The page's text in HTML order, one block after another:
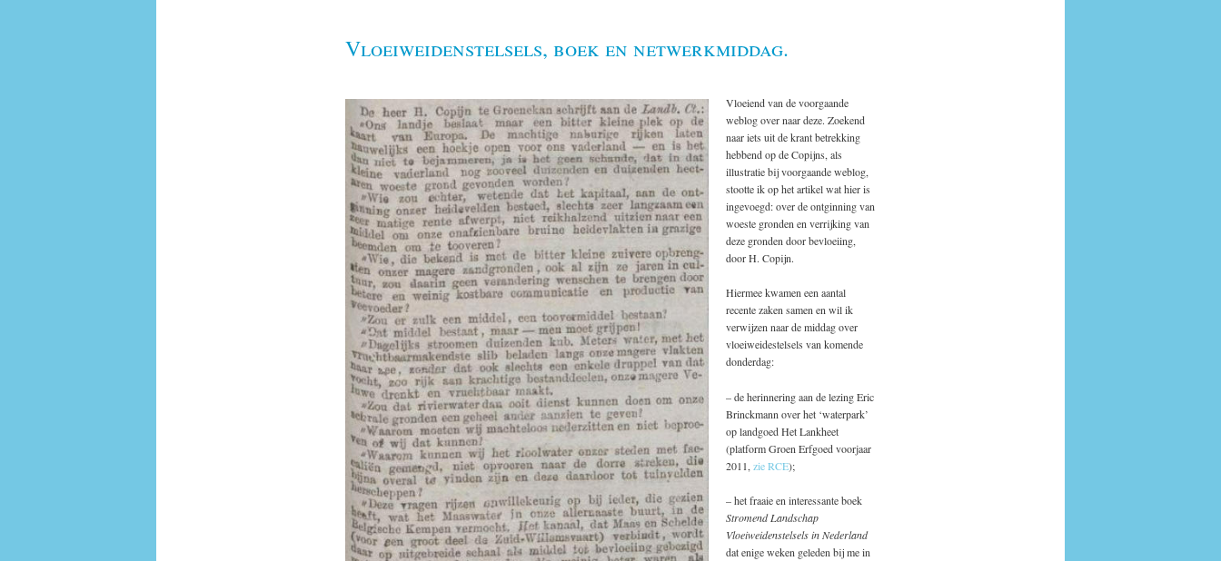
Vloeiweidenstelsels, boek en netwerkmiddag.
Vloeiend van de voorgaande
weblog over naar deze. Zoekend
naar iets uit de krant betrekking
hebbend op de Copijns, als
illustratie bij voorgaande weblog,
stootte ik op het artikel wat hier is
ingevoegd: over de ontginning van
woeste gronden en verrijking van
deze gronden door bevloeiing,
door H. Copijn.
Hiermee kwamen een aantal
recente zaken samen en wil ik
verwijzen naar de middag over
vloeiweidestelsels van komende
donderdag:
– de herinnering aan de lezing Eric
Brinckmann over het ‘waterpark’
op landgoed Het Lankheet
(platform Groen Erfgoed voorjaar
2011,zie RCE);
– het fraaie en interessante boek
Stromend Landschap
Vloeiweidenstelsels in Nederland
dat enige weken geleden bij me in